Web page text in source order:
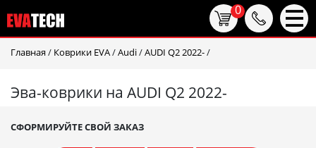
Главная / Коврики EVA/Audi/AUDI Q2 2022-/
Эва-коврики на AUDI Q2 2022-
СФОРМИРУЙТЕ СВОЙ ЗАКАЗ
0